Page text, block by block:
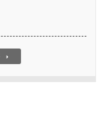
arrow_right